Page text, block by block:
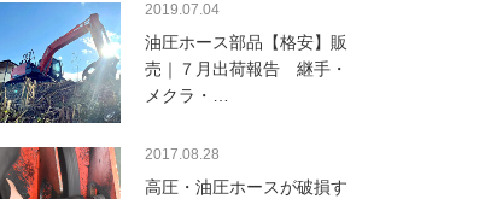
2019.07.04
油圧ホース部品【格安】販
売｜７月出荷報告 継手・
メクラ・…
2017.08.28
高圧・油圧ホースが破損す